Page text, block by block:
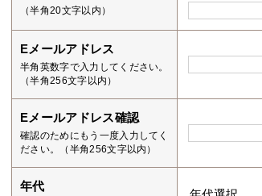
（半角20文字以内）
Eメールアドレス
半角英数字で入力してください。
（半角256文字以内）
Eメールアドレス確認
確認のためにもう一度入力してく
ださい。（半角256文字以内）
年代